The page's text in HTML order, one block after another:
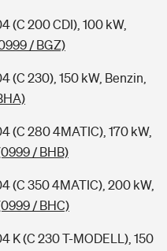
(C 200 CDI), 100 kW,
/ BGZ)
(C 230), 150 kW, Benzin,
(C 280 4MATIC), 170 kW,
/ BHB)
(C 350 4MATIC), 200 kW,
/ BHC)
K (C 230 T-MODELL), 150